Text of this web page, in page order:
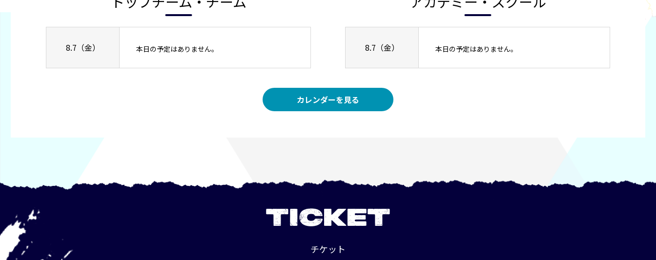
8.7（金） 本日の予定はありません。 8.7（金） 本日の予定はありません。
カレンダーを見る
TICKET
チケット